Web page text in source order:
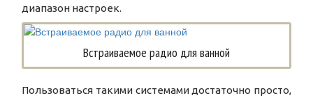
диапазон настроек.
Встраиваемое радио для ванной
Пользоваться такими системами достаточно просто,